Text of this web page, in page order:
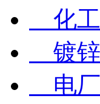
化工
镀锌
电厂